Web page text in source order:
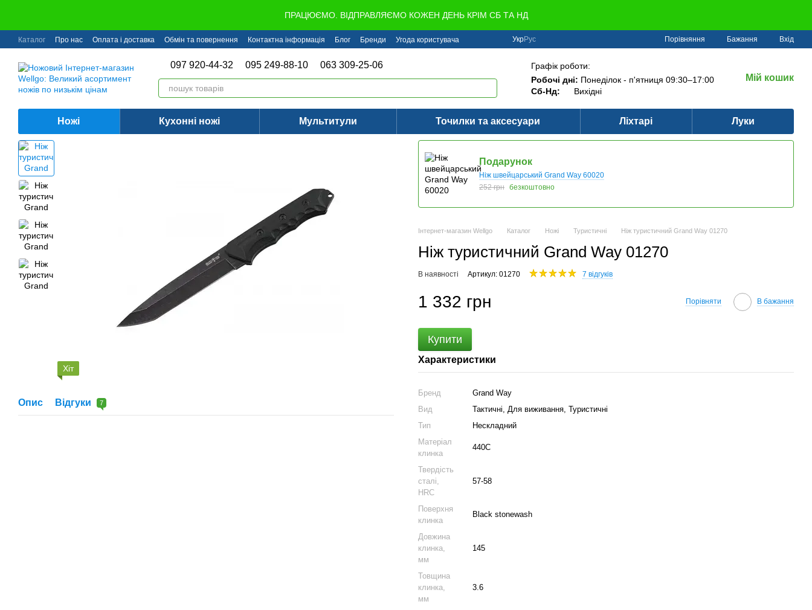
ПРАЦЮЄМО. ВІДПРАВЛЯЄМО КОЖЕН ДЕНЬ КРІМ СБ ТА НД
Каталог Про нас Оплата і доставка Обмін та повернення Контактна інформація Блог Бренди Угода користувача УкрРус Порівняння Бажання Вхід
097 920-44-32 095 249-88-10 063 309-25-06
Графік роботи:
Робочі дні: Понеділок - п'ятниця 09:30–17:00
Сб-Нд:
Вихідні
Мій кошик
Ножі Кухонні ножі Мультитули Точилки та аксесуари Ліхтарі Луки
Хіт
Опис Відгуки 7
Подарунок
Ніж швейцарський Grand Way 60020
252 грн безкоштовно
Інтернет-магазин Wellgo Каталог Ножі Туристичні Ніж туристичний Grand Way 01270
Ніж туристичний Grand Way 01270
В наявності Артикул: 01270 7 відгуків
1 332 грн Порівняти В бажання
Купити
Характеристики
Бренд
Grand Way
Вид
Тактичні, Для виживання, Туристичні
Тип
Нескладний
Матеріал
клинка
440C
Твердість
сталі,
HRC
57-58
Поверхня
клинка
Black stonewash
Довжина
клинка,
мм
145
Товщина
клинка,
мм
3.6